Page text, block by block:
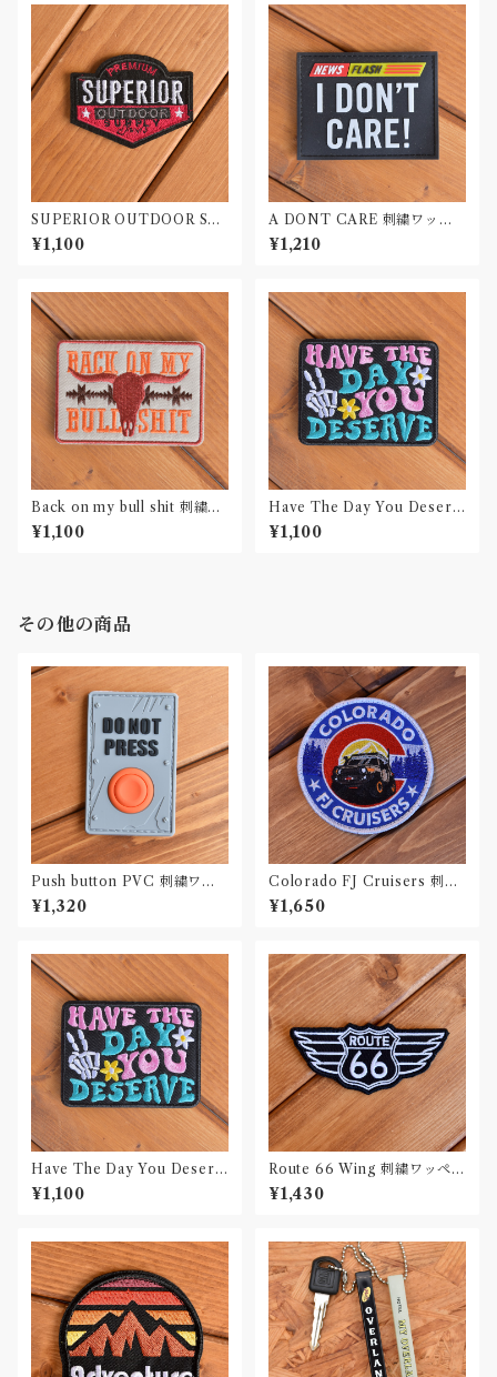
SUPERIOR OUTDOOR SU
PLY 刺繍ワッペン Patch
¥1,100
A DONT CARE 刺繍ワッペ
ン Patch
¥1,210
Back on my bull shit 刺繍ワ
ッペン Patch
¥1,100
Have The Day You Deserv
e 刺繍ワッペン Patch
¥1,100
その他の商品
Push button PVC 刺繍ワッ
ペン Patch
¥1,320
Colorado FJ Cruisers 刺繍
ワッペン Patch
¥1,650
Have The Day You Deserv
e 刺繍ワッペン Patch
¥1,100
Route 66 Wing 刺繍ワッペン
Patch
¥1,430